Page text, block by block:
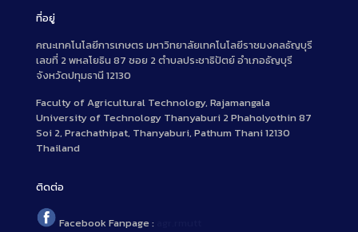
ที่อยู่
คณะเทคโนโลยีการเกษตร มหาวิทยาลัยเทคโนโลยีราชมงคลธัญบุรี
เลขที่ 2 พหลโยธิน 87 ซอย 2 ตำบลประชาธิปัตย์ อำเภอธัญบุรี
จังหวัดปทุมธานี 12130
Faculty of Agricultural Technology, Rajamangala
University of Technology Thanyaburi 2 Phaholyothin 87
Soi 2, Prachathipat, Thanyaburi, Pathum Thani 12130
Thailand
ติดต่อ
Facebook Fanpage :